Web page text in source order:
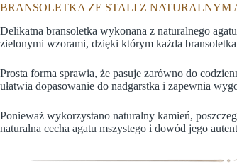
BRANSOLETKA ZE STALI Z NATURALNYM
Delikatna bransoletka wykonana z naturalnego
zielonymi wzorami, dzięki którym każda
Prosta forma sprawia, że pasuje zarówno do
ułatwia dopasowanie do nadgarstka i zapewnia
Ponieważ wykorzystano naturalny kamień,
naturalna cecha agatu mszystego i dowód jego